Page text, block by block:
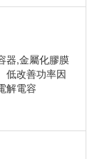
器,金屬化膠膜
低改善功率因
解電容